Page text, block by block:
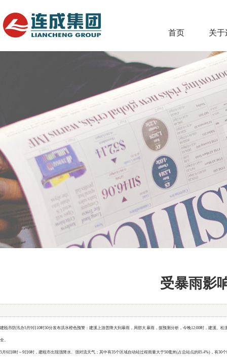
首页 关于
受暴雨影
建瓯市防汛办5月9日10时30分发布洪水橙色预警：建溪上游普降大到暴雨，局部大暴雨，据预测分析，今晚12:00时，建溪
全。
5月6日8时～9日6时，建瓯市出现强降水、强对流天气；其中有35个区域自动站过程雨量大于50毫米(占总站点的85.4%)，有